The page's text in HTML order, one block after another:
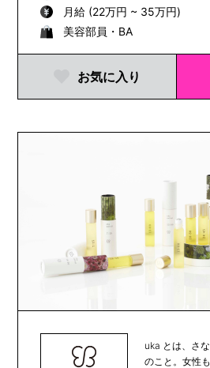
月給 (22万円 ~ 35万円)
美容部員・BA
お気に入り
uka とは、さ
のこと。女性